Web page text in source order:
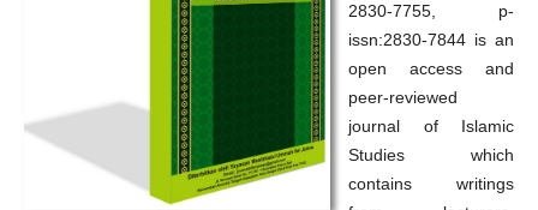
2830-7755, p-
issn:2830-7844 is an
open access and
peer-reviewed
journal of Islamic
Studies which
contains writings